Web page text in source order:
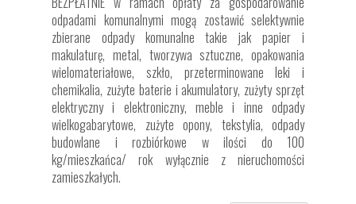
odpadami komunalnymi mogą zostawić selektywnie
zbierane odpady komunalne takie jak papier i
makulaturę, metal, tworzywa sztuczne, opakowania
wielomateriałowe, szkło, przeterminowane leki i
chemikalia, zużyte baterie i akumulatory, zużyty sprzęt
elektryczny i elektroniczny, meble i inne odpady
wielkogabarytowe, zużyte opony, tekstylia, odpady
budowlane i rozbiórkowe w ilości do 100
kg/mieszkańca/ rok wyłącznie z nieruchomości
zamieszkałych.